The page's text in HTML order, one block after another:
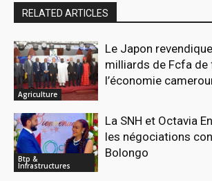
RELATED ARTICLES
Agriculture
Le Japon
milliards de Fcfa de
l’économie
Btp &
Infrastructures
La SNH et Octavia
les négociations
Bolongo